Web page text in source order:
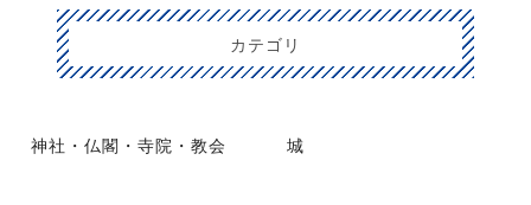
カテゴリ
神社・仏閣・寺院・教会 城